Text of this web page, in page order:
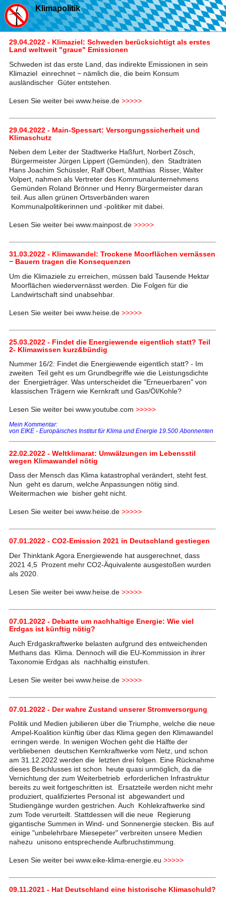
Klimapolitik
29.04.2022 - Klimaziel: Schweden berücksichtigt als erstes
Land weltweit "graue" Emissionen
Schweden ist das erste Land, das indirekte Emissionen in sein
Klimaziel einrechnet − nämlich die, die beim Konsum
ausländischer Güter entstehen.
Lesen Sie weiter bei www.heise.de >>>>>
29.04.2022 - Main-Spessart: Versorgungssicherheit und
Klimaschutz
Neben dem Leiter der Stadtwerke Haßfurt, Norbert Zösch,
Bürgermeister Jürgen Lippert (Gemünden), den Stadträten
Hans Joachim Schüssler, Ralf Obert, Matthias Risser, Walter
Volpert, nahmen als Vertreter des Kommunalunternehmens
Gemünden Roland Brönner und Henry Bürgermeister daran
teil. Aus allen grünen Ortsverbänden waren
Kommunalpolitikerinnen und -politiker mit dabei.
Lesen Sie weiter bei www.mainpost.de >>>>>
31.03.2022 - Klimawandel: Trockene Moorflächen vernässen
− Bauern tragen die Konsequenzen
Um die Klimaziele zu erreichen, müssen bald Tausende Hektar
Moorflächen wiedervernässt werden. Die Folgen für die
Landwirtschaft sind unabsehbar.
Lesen Sie weiter bei www.heise.de >>>>>
25.03.2022 - Findet die Energiewende eigentlich statt? Teil
2- Klimawissen kurz&bündig
Nummer 16/2: Findet die Energiewende eigentlich statt? - Im
zweiten Teil geht es um Grundbegriffe wie die Leistungsdichte
der Energieträger. Was unterscheidet die "Erneuerbaren" von
klassischen Trägern wie Kernkraft und Gas/Öl/Kohle?
Lesen Sie weiter bei www.youtube.com >>>>>
Mein Kommentar:
von EIKE - Europäisches Institut für Klima und Energie 19.500 Abonnenten
22.02.2022 - Weltklimarat: Umwälzungen im Lebensstil
wegen Klimawandel nötig
Dass der Mensch das Klima katastrophal verändert, steht fest.
Nun geht es darum, welche Anpassungen nötig sind.
Weitermachen wie bisher geht nicht.
Lesen Sie weiter bei www.heise.de >>>>>
07.01.2022 - CO2-Emission 2021 in Deutschland gestiegen
Der Thinktank Agora Energiewende hat ausgerechnet, dass
2021 4,5 Prozent mehr CO2-Äquivalente ausgestoßen wurden
als 2020.
Lesen Sie weiter bei www.heise.de >>>>>
07.01.2022 - Debatte um nachhaltige Energie: Wie viel
Erdgas ist künftig nötig?
Auch Erdgaskraftwerke belasten aufgrund des entweichenden
Methans das Klima. Dennoch will die EU-Kommission in ihrer
Taxonomie Erdgas als nachhaltig einstufen.
Lesen Sie weiter bei www.heise.de >>>>>
07.01.2022 - Der wahre Zustand unserer Stromversorgung
Politik und Medien jubilieren über die Triumphe, welche die neue
Ampel-Koalition künftig über das Klima gegen den Klimawandel
erringen werde. In wenigen Wochen geht die Hälfte der
verbliebenen deutschen Kernkraftwerke vom Netz, und schon
am 31.12.2022 werden die letzten drei folgen. Eine Rücknahme
dieses Beschlusses ist schon heute quasi unmöglich, da die
Vernichtung der zum Weiterbetrieb erforderlichen Infrastruktur
bereits zu weit fortgeschritten ist. Ersatzteile werden nicht mehr
produziert, qualifiziertes Personal ist abgewandert und
Studiengänge wurden gestrichen. Auch Kohlekraftwerke sind
zum Tode verurteilt. Stattdessen will die neue Regierung
gigantische Summen in Wind- und Sonnenergie stecken. Bis auf
einige "unbelehrbare Miesepeter" verbreiten unsere Medien
nahezu unisono entsprechende Aufbruchstimmung.
Lesen Sie weiter bei www.eike-klima-energie.eu >>>>>
09.11.2021 - Hat Deutschland eine historische Klimaschuld?